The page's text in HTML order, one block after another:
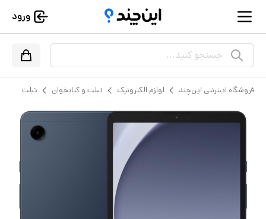
ورود
جستجو کنید...
فروشگاه اینترنتی این‌چند لوازم الکترونیک تبلت و کتابخوان تبلت